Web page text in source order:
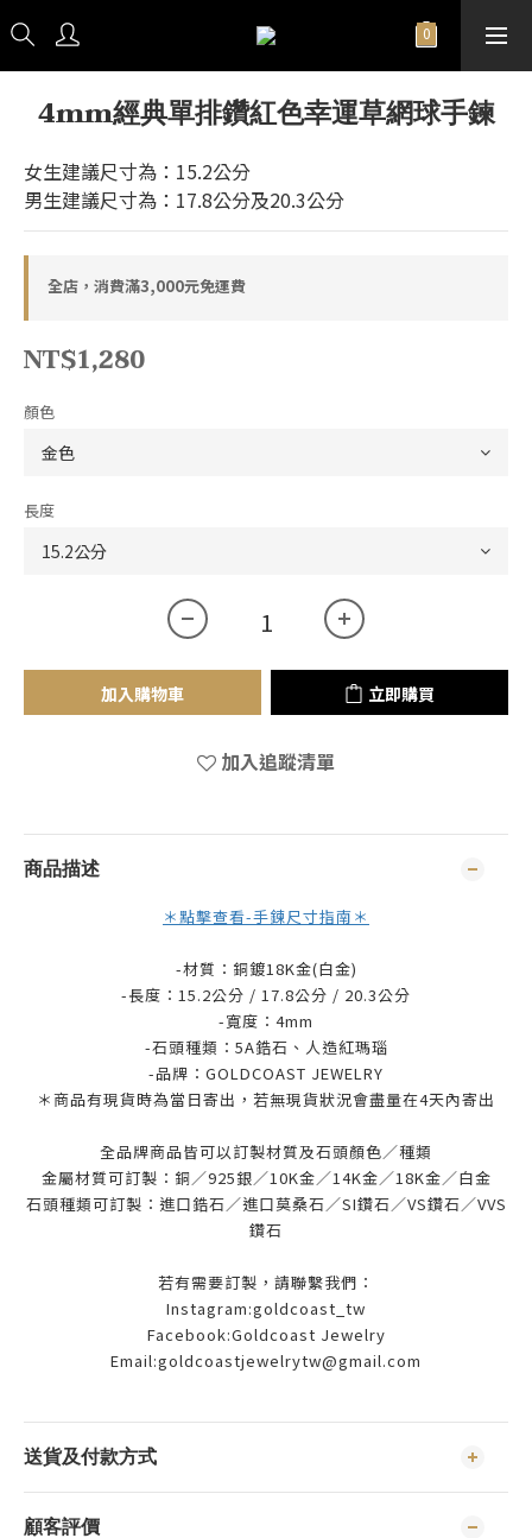
4mm經典單排鑽紅色幸運草網球手鍊
女生建議尺寸為：15.2公分
男生建議尺寸為：17.8公分及20.3公分
全店，消費滿3,000元免運費
NT$1,280
顏色
長度
加入購物車 立即購買
加入追蹤清單
商品描述
＊點擊查看-手鍊尺寸指南＊
-材質：銅鍍18K金(白金)
-長度：15.2公分 / 17.8公分 / 20.3公分
-寬度：4mm
-石頭種類：5A鋯石、人造紅瑪瑙
-品牌： GOLDCOAST JEWELRY
＊商品有現貨時為當日寄出，若無現貨狀況會盡量在4天內寄出
全品牌商品皆可以訂製材質及石頭顏色／種類
金屬材質可訂製：銅／925銀／10K金／14K金／18K金／白金
石頭種類可訂製：進口鋯石／進口莫桑石／SI鑽石／VS鑽石／VVS
鑽石
若有需要訂製，請聯繫我們：
Instagram:goldcoast_tw
Facebook:Goldcoast Jewelry
Email:goldcoastjewelrytw@gmail.com
送貨及付款方式
顧客評價